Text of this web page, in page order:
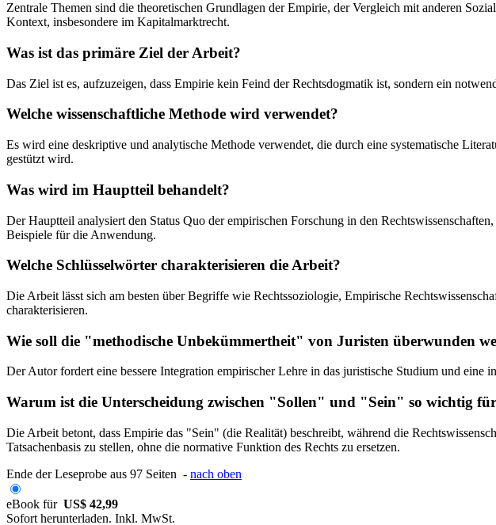
Zentrale Themen sind die theoretischen Grundlagen der Empirie, der Vergleich mit anderen
Kontext, insbesondere im Kapitalmarktrecht.
Was ist das primäre Ziel der Arbeit?
Das Ziel ist es, aufzuzeigen, dass Empirie kein Feind der Rechtsdogmatik ist, sondern ein
Welche wissenschaftliche Methode wird verwendet?
Es wird eine deskriptive und analytische Methode verwendet, die durch eine systematische
gestützt wird.
Was wird im Hauptteil behandelt?
Der Hauptteil analysiert den Status Quo der empirischen Forschung in den
Beispiele für die Anwendung.
Welche Schlüsselwörter charakterisieren die Arbeit?
Die Arbeit lässt sich am besten über Begriffe wie Rechtssoziologie, Empirische
charakterisieren.
Wie soll die "methodische Unbekümmertheit" von Juristen überwunden
Der Autor fordert eine bessere Integration empirischer Lehre in das juristische Studium und
Warum ist die Unterscheidung zwischen "Sollen" und "Sein" so wichtig
Die Arbeit betont, dass Empirie das "Sein" (die Realität) beschreibt, während die
Tatsachenbasis zu stellen, ohne die normative Funktion des Rechts zu ersetzen.
Ende der Leseprobe aus 97 Seiten - nach oben
eBook für US$ 42,99
Sofort herunterladen. Inkl. MwSt.